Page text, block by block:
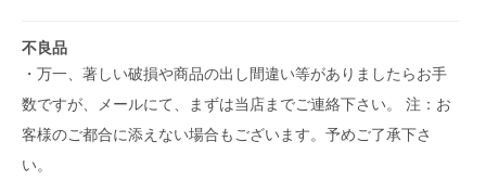
不良品
・万一、著しい破損や商品の出し間違い等がありましたらお手
数ですが、メールにて、まずは当店までご連絡下さい。 注：お
客様のご都合に添えない場合もございます。予めご了承下さ
い。